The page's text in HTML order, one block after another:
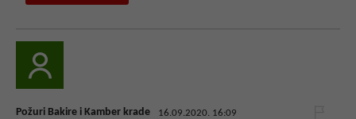
Požuri Bakire i Kamber krade 16.09.2020. 16:09